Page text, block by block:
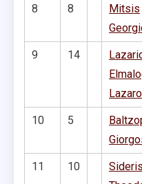
8 8
Mitsis
9 14
10 5
11 10
Sideris